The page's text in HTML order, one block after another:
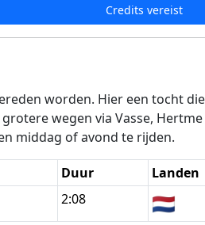
Credits vereist
worden. Hier een tocht
wegen via Vasse,
middag of avond te rijden.
Duur Landen
2:08 🇳🇱